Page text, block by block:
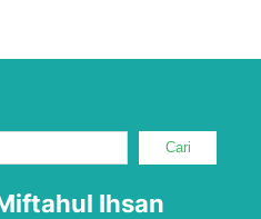
Cari
Ihsan